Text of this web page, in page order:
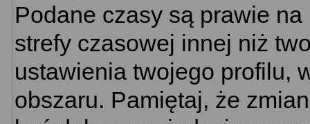
Podane czasy są prawie
strefy czasowej innej niż
ustawienia twojego profilu,
obszaru. Pamiętaj, że